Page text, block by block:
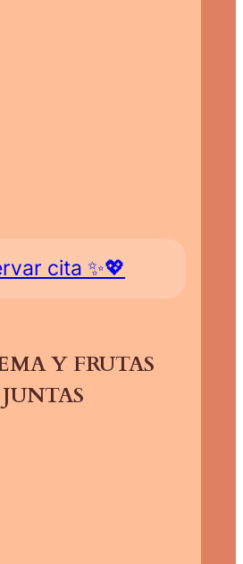
cita ✨💖
Y FRUTAS
JUNTAS